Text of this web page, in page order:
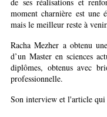
moment charnière est une
mais le meilleur reste à
Racha Mezher a obtenu
d’un Master en sciences
diplômes, obtenus avec
professionnelle.
Son interview et l'article qui